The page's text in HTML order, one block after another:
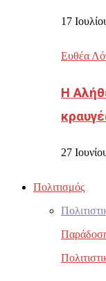
17
Ευθέα
Η
27
Πολιτισμός